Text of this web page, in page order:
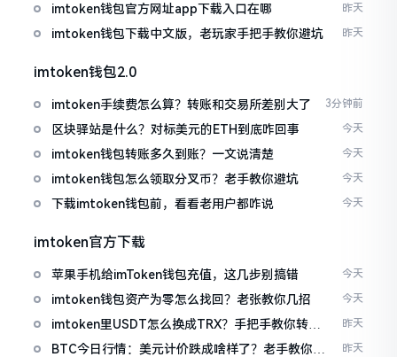
imtoken钱包官方网址app下载入口在哪 昨天
imtoken钱包下载中文版，老玩家手把手教你避坑 昨天
imtoken钱包2.0
imtoken手续费怎么算？转账和交易所差别大了 3分钟前
区块驿站是什么？对标美元的ETH到底咋回事 今天
imtoken钱包转账多久到账？一文说清楚 今天
imtoken钱包怎么领取分叉币？老手教你避坑 今天
下载imtoken钱包前，看看老用户都咋说 今天
imtoken官方下载
苹果手机给imToken钱包充值，这几步别搞错 今天
imtoken钱包资产为零怎么找回？老张教你几招 今天
imtoken里USDT怎么换成TRX？手把手教你转成
波场币
昨天
BTC今日行情：美元计价跌成啥样了？老手教你咋
昨天